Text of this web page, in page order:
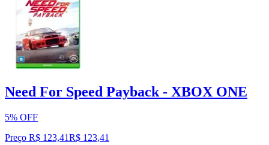
Need For Speed Payback - XBOX ONE
5% OFF
Preço R$ 123,41R$ 123,41